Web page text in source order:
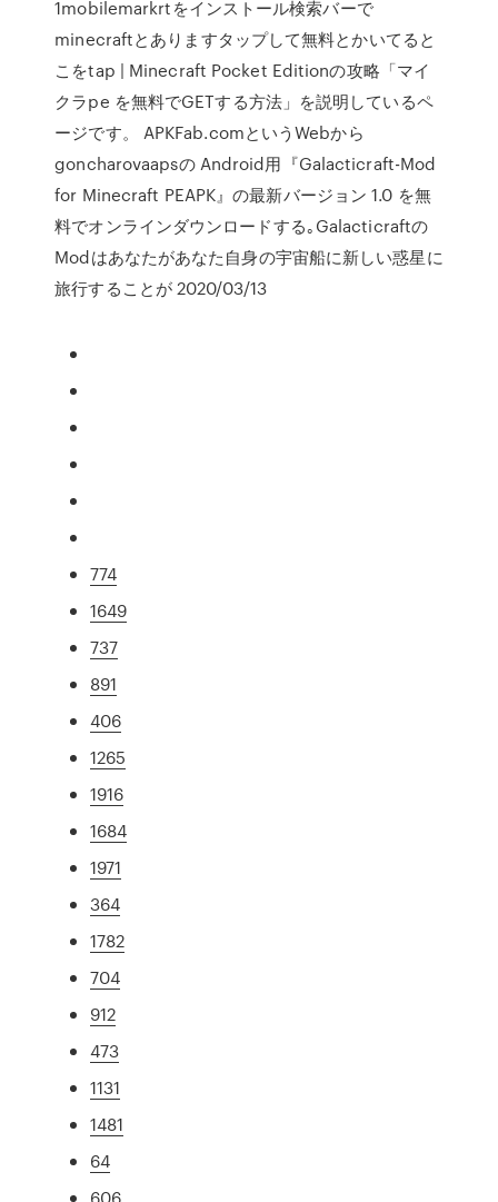
1mobilemarkrtをインストール検索バーで
minecraftとありますタップして無料とかいてると
こをtap | Minecraft Pocket Editionの攻略「マイ
クラpe を無料でGETする方法」を説明しているペ
ージです。 APKFab.comというWebから
goncharovaapsの Android用『Galacticraft-Mod
for Minecraft PEAPK』の最新バージョン 1.0 を無
料でオンラインダウンロードする｡Galacticraftの
Modはあなたがあなた自身の宇宙船に新しい惑星に
旅行することが 2020/03/13
774
1649
737
891
406
1265
1916
1684
1971
364
1782
704
912
473
1131
1481
64
606